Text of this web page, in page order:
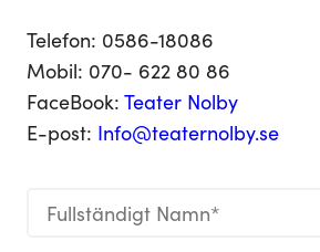
Telefon: 0586-18086
Mobil: 070- 622 80 86
FaceBook: Teater Nolby
E-post: Info@teaternolby.se